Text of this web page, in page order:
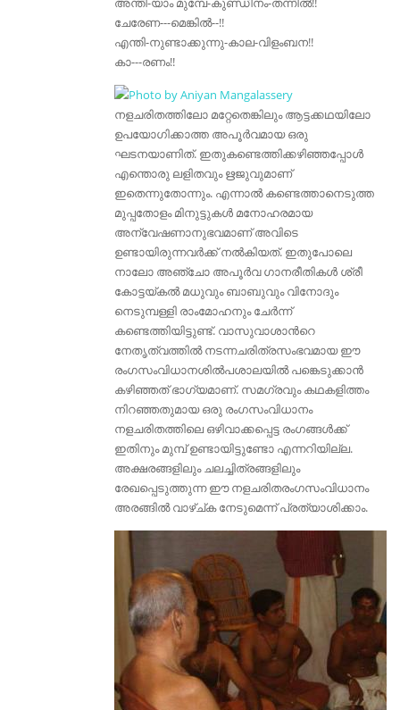
ചേരേണ---മെങ്കില്‍--!!
എന്തി-നുണ്ടാക്കുന്നു-കാല-വിളംബന!!
കാ---രണം!!
നളചരിതത്തിലോ മറ്റേതെങ്കിലും ആട്ടക്കഥയിലോ
ഉപയോഗിക്കാത്ത അപൂര്‍വമായ ഒരു
ഘടനയാണിത്. ഇതുകണ്ടെത്തിക്കഴിഞ്ഞപ്പോള്‍
എന്തൊരു ലളിതവും ഋജുവുമാണ്‌
ഇതെന്നുതോന്നും. എന്നാല്‍ കണ്ടെത്താനെടുത്ത
മുപ്പതോളം മിനുട്ടുകള്‍ മനോഹരമായ
അന്വേഷണാനുഭവമാണ്‌ അവിടെ
ഉണ്ടായിരുന്നവര്‍ക്ക് നല്‍കിയത്. ഇതുപോലെ
നാലോ അഞ്ചോ അപൂര്‍വ ഗാനരീതികള്‍ ശ്രീ
കോട്ടയ്കല്‍ മധുവും ബാബുവും വിനോദും
നെടുമ്പള്ളി രാം‍മോഹനും ചേര്‍ന്ന്
കണ്ടെത്തിയിട്ടുണ്ട്. വാസുവാശാന്‍റെ
നേതൃത്വത്തില്‍ നടന്നചരിത്രസംഭവമായ ഈ
രംഗസംവിധാനശില്‍പശാലയില്‍ പങ്കെടുക്കാന്‍
കഴിഞ്ഞത് ഭാഗ്യമാണ്‌. സമഗ്രവും കഥകളിത്തം
നിറഞ്ഞതുമായ ഒരു രംഗസം‍വിധാനം
നളചരിതത്തിലെ ഒഴിവാക്കപ്പെട്ട രംഗങ്ങള്‍ക്ക്
ഇതിനും മുമ്പ് ഉണ്ടായിട്ടുണ്ടോ എന്നറിയില്ല.
അക്ഷരങ്ങളിലും ചലച്ചിത്രങ്ങളിലും
രേഖപ്പെടുത്തുന്ന ഈ നളചരിതരംഗസംവിധാനം
അരങ്ങില്‍ വാഴ്ച്ക നേടുമെന്ന് പ്രത്യാശിക്കാം.